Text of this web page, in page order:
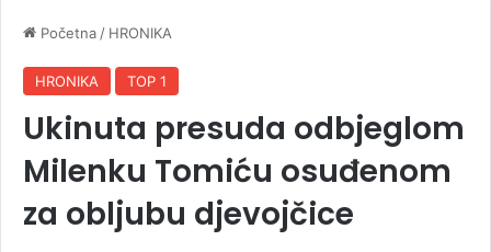
Početna / HRONIKA
HRONIKA TOP 1
Ukinuta presuda odbjeglom
Milenku Tomiću osuđenom
za obljubu djevojčice